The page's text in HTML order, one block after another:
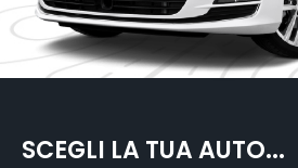
SCEGLI LA TUA AUTO...